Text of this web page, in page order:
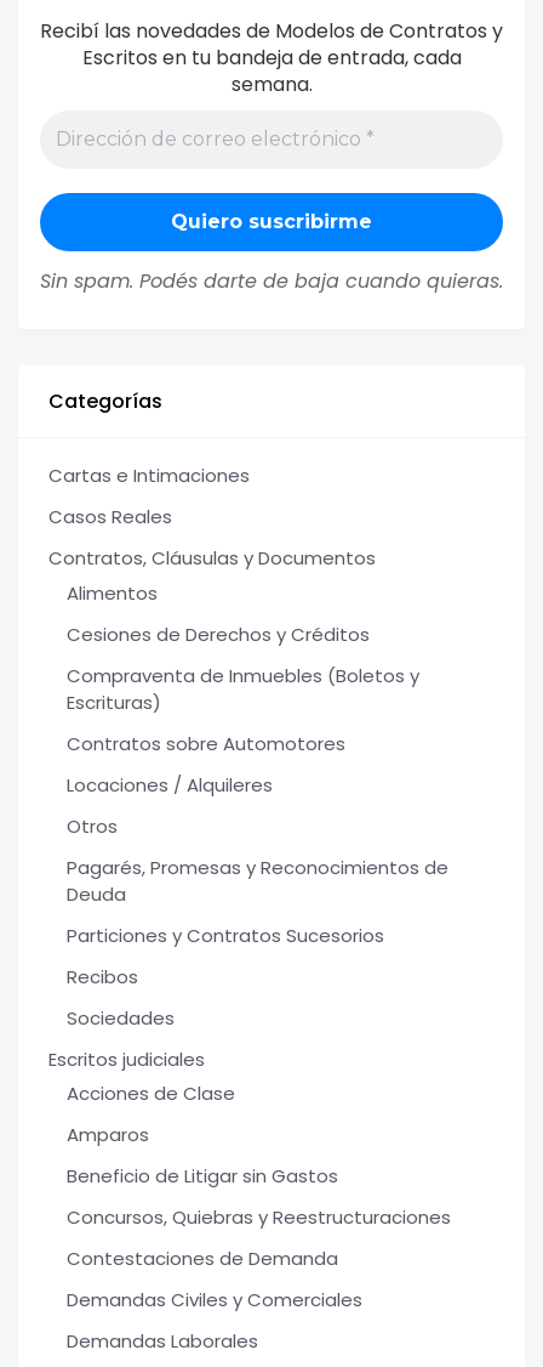
Recibí las novedades de Modelos de Contratos y
Escritos en tu bandeja de entrada, cada
semana.
Sin spam. Podés darte de baja cuando quieras.
Categorías
Cartas e Intimaciones
Casos Reales
Contratos, Cláusulas y Documentos
Alimentos
Cesiones de Derechos y Créditos
Compraventa de Inmuebles (Boletos y
Escrituras)
Contratos sobre Automotores
Locaciones / Alquileres
Otros
Pagarés, Promesas y Reconocimientos de
Deuda
Particiones y Contratos Sucesorios
Recibos
Sociedades
Escritos judiciales
Acciones de Clase
Amparos
Beneficio de Litigar sin Gastos
Concursos, Quiebras y Reestructuraciones
Contestaciones de Demanda
Demandas Civiles y Comerciales
Demandas Laborales